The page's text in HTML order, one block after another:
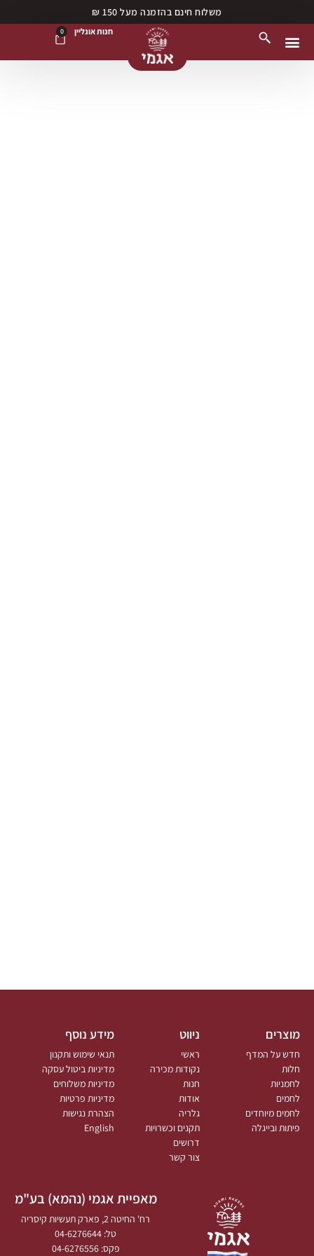
משלוח חינם בהזמנה מעל 150 ₪
חנות אונליין 0
מאפיית אגמי (נהמא) בע"מ
רח' החיטה 2, פארק תעשיות קיסריה
טל: 04-6276644
פקס: 04-6276556
מוצרים
חדש על המדף
חלות
לחמניות
לחמים
לחמים מיוחדים
פיתות ובייגלה
ניווט
ראשי
נקודות מכירה
חנות
אודות
גלריה
תקנים וכשרויות
דרושים
צור קשר
מידע נוסף
תנאי שימוש ותקנון
מדיניות ביטול עסקה
מדיניות משלוחים
מדיניות פרטיות
הצהרת נגישות
English